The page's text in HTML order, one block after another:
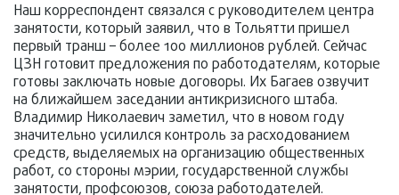
Наш корреспондент связался с руководителем центра
занятости, который заявил, что в Тольятти пришел
первый транш – более 100 миллионов рублей. Сейчас
ЦЗН готовит предложения по работодателям, которые
готовы заключать новые договоры. Их Багаев озвучит
на ближайшем заседании антикризисного штаба.
Владимир Николаевич заметил, что в новом году
значительно усилился контроль за расходованием
средств, выделяемых на организацию общественных
работ, со стороны мэрии, государственной службы
занятости, профсоюзов, союза работодателей.